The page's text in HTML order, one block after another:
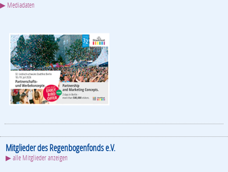
▶ Mediadaten
Mitglieder des Regenbogenfonds e.V.
▶ alle Mitglieder anzeigen